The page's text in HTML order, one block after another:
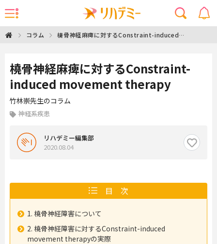
コラム 橈骨神経麻痺に対するConstraint-induced
movement therapy
橈骨神経麻痺に対するConstraint-
induced movement therapy
竹林崇先生のコラム
神経系疾患
リハデミー編集部
2020.08.04
目 次
1. 橈骨神経障害について
2. 橈骨神経障害に対するConstraint-induced
movement therapyの実際